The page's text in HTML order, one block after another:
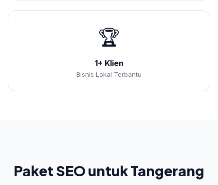
🏆
1+ Klien
Bisnis Lokal Terbantu
Paket SEO untuk Tangerang